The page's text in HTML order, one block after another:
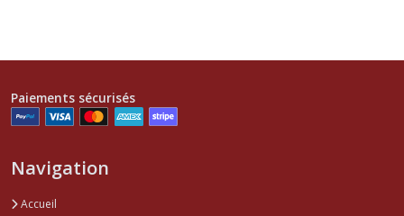
Paiements sécurisés
Navigation
Accueil